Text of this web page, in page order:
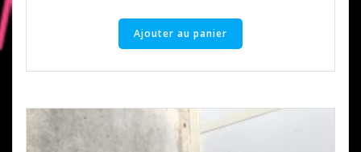
Ajouter au panier